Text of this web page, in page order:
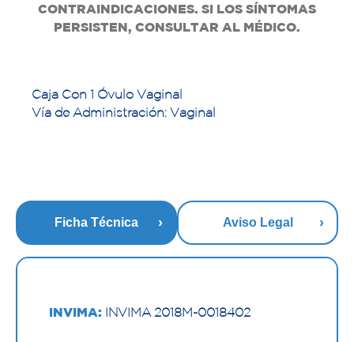
CONTRAINDICACIONES. SI LOS SÍNTOMAS
PERSISTEN, CONSULTAR AL MÉDICO.
Caja Con 1 Óvulo Vaginal
Vía de Administración: Vaginal
Ficha Técnica Aviso Legal
INVIMA: INVIMA 2018M-0018402